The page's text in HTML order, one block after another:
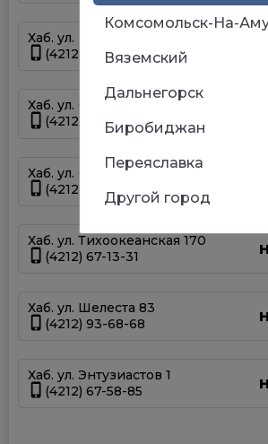
Хаб. ул. Панфиловцев 14Б
(4212) 63-22-47
Хаб. ул. Серышева 34
(4212) 47-44-66
Хаб. ул. Суворова 45
(4212) 50-67-37
Хаб. ул. Тихоокеанская 170
(4212) 67-13-31
Хаб. ул. Шелеста 83
(4212) 93-68-68
Хаб. ул. Энтузиастов 1
(4212) 67-58-85
Комсомольск-На-
Вяземский
Дальнегорск
Биробиджан
Переяславка
Другой город